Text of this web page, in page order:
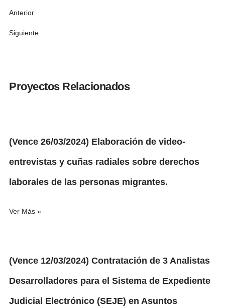
Anterior
Siguiente
Proyectos Relacionados
(Vence 26/03/2024) Elaboración de video-
entrevistas y cuñas radiales sobre derechos
laborales de las personas migrantes.
Ver Más »
(Vence 12/03/2024) Contratación de 3 Analistas
Desarrolladores para el Sistema de Expediente
Judicial Electrónico (SEJE) en Asuntos